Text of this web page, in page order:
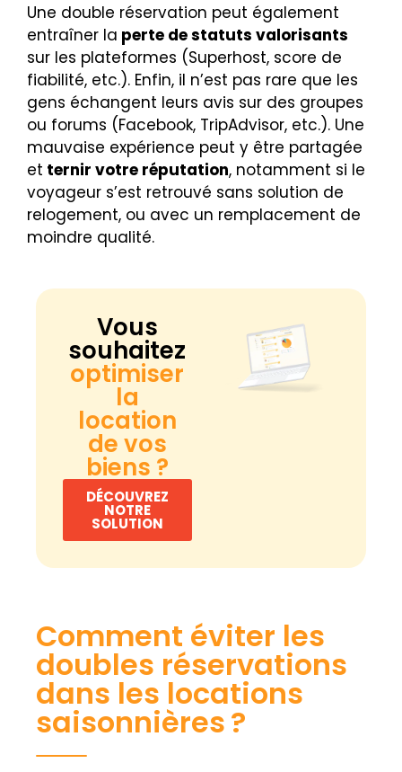
Une double réservation peut également
entraîner la perte de statuts valorisants
sur les plateformes (Superhost, score de
fiabilité, etc.). Enfin, il n’est pas rare que les
gens échangent leurs avis sur des groupes
ou forums (Facebook, TripAdvisor, etc.). Une
mauvaise expérience peut y être partagée
et ternir votre réputation, notamment si le
voyageur s’est retrouvé sans solution de
relogement, ou avec un remplacement de
moindre qualité.
Vous
souhaitez
optimiser
la
location
de vos
biens ?
DÉCOUVREZ
NOTRE
SOLUTION
Comment éviter les
doubles réservations
dans les locations
saisonnières ?